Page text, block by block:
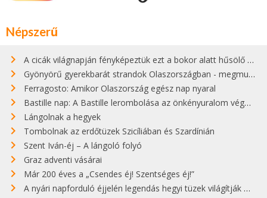
Népszerű
A cicák világnapján fényképeztük ezt a bokor alatt hűsölő cicát Kisorosziban
Gyönyörű gyerekbarát strandok Olaszországban - megmutatjuk a 15 legjobbat
Ferragosto: Amikor Olaszország egész nap nyaral
Bastille nap: A Bastille lerombolása az önkényuralom végét jelentette
Lángolnak a hegyek
Tombolnak az erdőtüzek Szicíliában és Szardínián
Szent Iván-éj – A lángoló folyó
Graz adventi vásárai
Már 200 éves a „Csendes éj! Szentséges éj!”
A nyári napforduló éjjelén legendás hegyi tüzek világítják meg Zugspitzét